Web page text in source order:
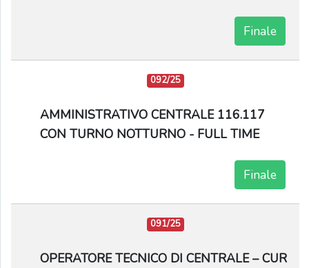
Finale
092/25
AMMINISTRATIVO CENTRALE 116.117
CON TURNO NOTTURNO - FULL TIME
Finale
091/25
OPERATORE TECNICO DI CENTRALE – CUR